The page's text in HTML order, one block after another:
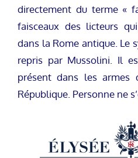
directement du terme «
faisceaux des licteurs
dans la Rome antique. Le
repris par Mussolini. Il
présent dans les armes
République. Personne ne